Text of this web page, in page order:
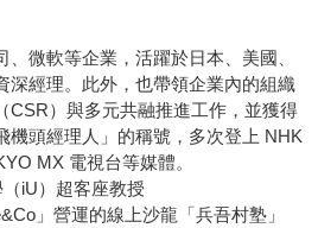
微軟等企業，活躍於日本、美國、
深經理。此外，也帶領企業內的組織
CSR）與多元共融推進工作，並獲得
機頭經理人」的稱號，多次登上 NHK
MX 電視台等媒體。
iU）超客座教授
」營運的線上沙龍「兵吾村塾」